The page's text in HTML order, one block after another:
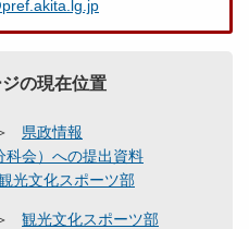
の現在位置
県政情報
科会）への提出資料
光文化スポーツ部
観光文化スポーツ部